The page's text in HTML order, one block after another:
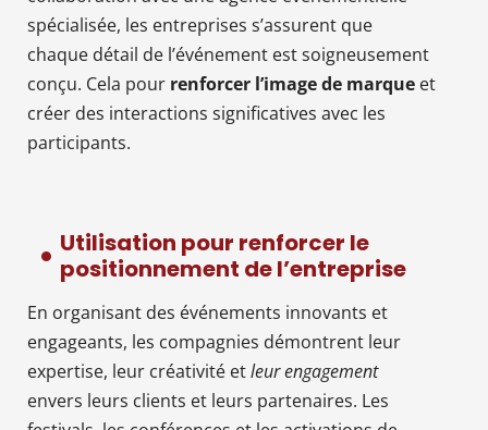
spécialisée, les entreprises s’assurent que
chaque détail de l’événement est soigneusement
conçu. Cela pour renforcer l’image de marque et
créer des interactions significatives avec les
participants.
Utilisation pour renforcer le
positionnement de l’entreprise
En organisant des événements innovants et
engageants, les compagnies démontrent leur
expertise, leur créativité etleur engagement
envers leurs clients et leurs partenaires. Les